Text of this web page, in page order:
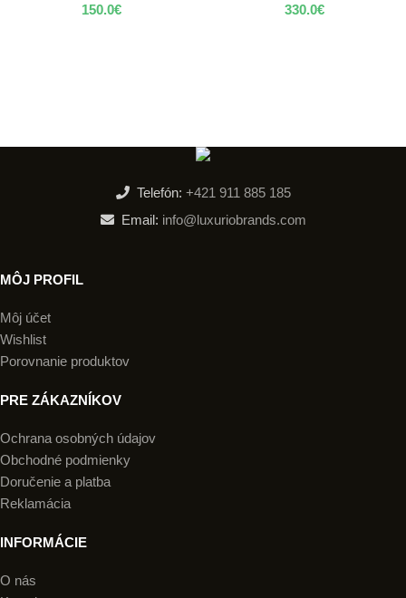
150.0€
330.0€
Telefón: +421 911 885 185
Email: info@luxuriobrands.com
MÔJ PROFIL
Môj účet
Wishlist
Porovnanie produktov
PRE ZÁKAZNÍKOV
Ochrana osobných údajov
Obchodné podmienky
Doručenie a platba
Reklamácia
INFORMÁCIE
O nás